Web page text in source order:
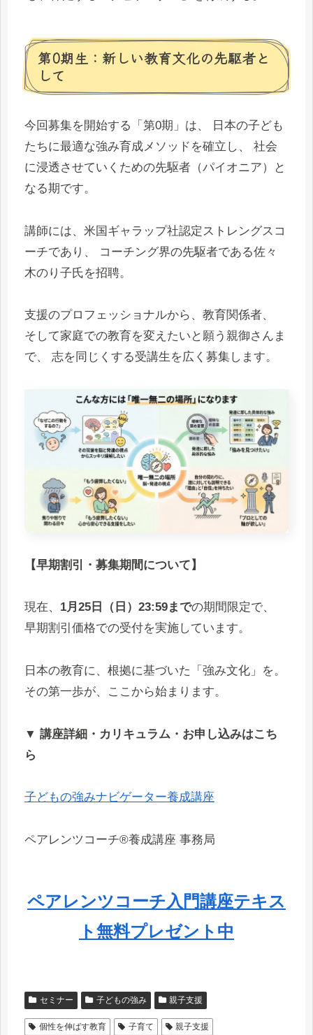
第0期生：新しい教育文化の先駆者と
して
今回募集を開始する「第0期」は、 日本の子ども
たちに最適な強み育成メソッドを確立し、 社会
に浸透させていくための先駆者（パイオニア）と
なる期です。
講師には、米国ギャラップ社認定ストレングスコ
ーチであり、 コーチング界の先駆者である佐々
木のり子氏を招聘。
支援のプロフェッショナルから、教育関係者、
そして家庭での教育を変えたいと願う親御さんま
で、 志を同じくする受講生を広く募集します。
【早期割引・募集期間について】
現在、 1月25日（日）23:59までの期間限定で、
早期割引価格での受付を実施しています。
日本の教育に、根拠に基づいた「強み文化」を。
その第一歩が、ここから始まります。
▼ 講座詳細・カリキュラム・お申し込みはこち
ら
子どもの強みナビゲーター養成講座
ペアレンツコーチ®養成講座 事務局
ペアレンツコーチ入門講座テキス
ト無料プレゼント中
セミナー 子どもの強み 親子支援
個性を伸ばす教育 子育て 親子支援